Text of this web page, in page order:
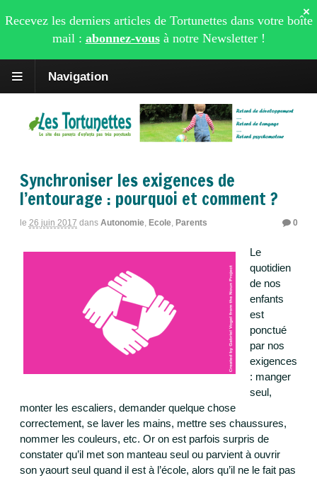
Recevez les derniers articles de Tortunettes dans votre boîte
mail : abonnez-vousà notre Newsletter!
×
Navigation
Synchroniser les exigences de
l’entourage : pourquoi et comment ?
le 26 juin 2017 dans Autonomie, Ecole, Parents 0
Le
quotidien
de nos
enfants
est
ponctué
par nos
exigences
: manger
seul,
monter les escaliers, demander quelque chose
correctement, se laver les mains, mettre ses chaussures,
nommer les couleurs, etc. Or on est parfois surpris de
constater qu’il met son manteau seul ou parvient à ouvrir
son yaourt seul quand il est à l’école, alors qu’il ne le fait pas